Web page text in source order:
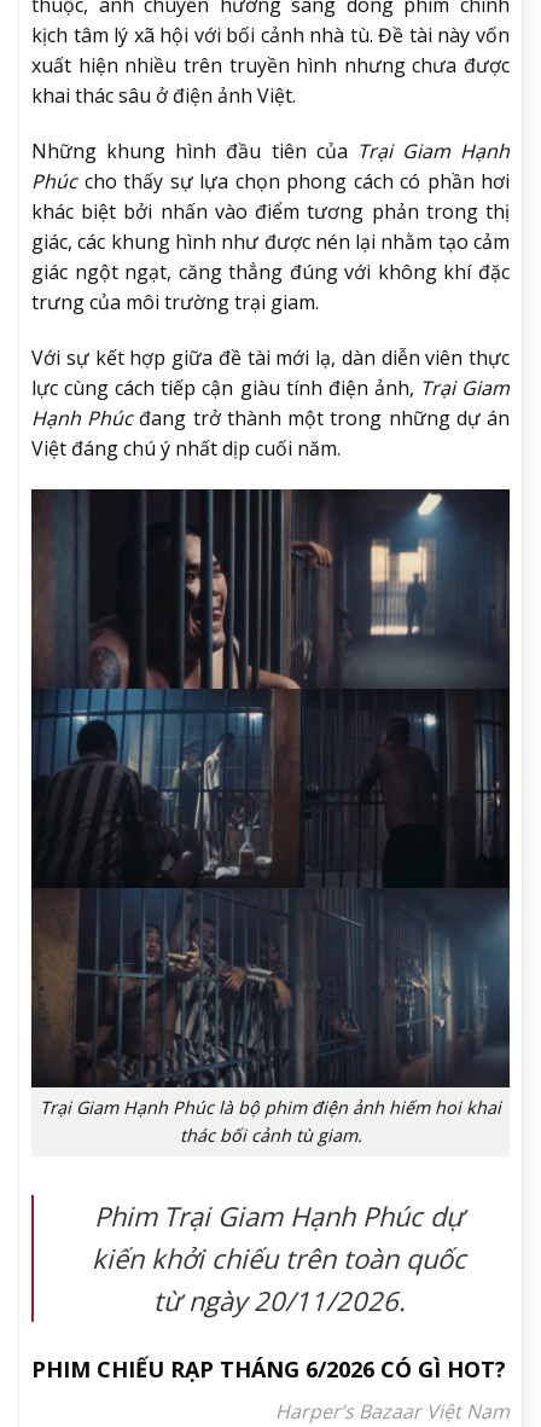
kịch tâm lý xã hội với bối cảnh nhà tù. Đề tài này vốn
xuất hiện nhiều trên truyền hình nhưng chưa được
khai thác sâu ở điện ảnh Việt.
Những khung hình đầu tiên của Trại Giam Hạnh
Phúccho thấy sự lựa chọn phong cách có phần hơi
khác biệt bởi nhấn vào điểm tương phản trong thị
giác, các khung hình như được nén lại nhằm tạo cảm
giác ngột ngạt, căng thẳng đúng với không khí đặc
trưng của môi trường trại giam.
Với sự kết hợp giữa đề tài mới lạ, dàn diễn viên thực
lực cùng cách tiếp cận giàu tính điện ảnh, Trại Giam
Hạnh Phúcđang trở thành một trong những dự án
Việt đáng chú ý nhất dịp cuối năm.
Trại Giam Hạnh Phúc là bộ phim điện ảnh hiếm hoi khai
thác bối cảnh tù giam.
Phim Trại Giam Hạnh Phúcdự
kiến khởi chiếu trên toàn quốc
từ ngày 20/11/2026.
PHIM CHIẾU RẠP THÁNG 6/2026 CÓ GÌ HOT?
Harper’s Bazaar Việt Nam